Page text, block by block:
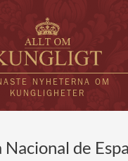
NYHETERNA OM
KUNGLIGHETER
de